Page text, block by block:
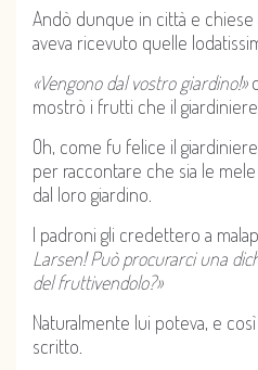
Andò dunque in città e
aveva ricevuto quelle
«Vengono dal vostro giardino!»
mostrò i frutti che il
Oh, come fu felice il
per raccontare che sia le
dal loro giardino.
I padroni gli credettero a
Larsen! Può procurarci una
del fruttivendolo?»
Naturalmente lui poteva, e
scritto.